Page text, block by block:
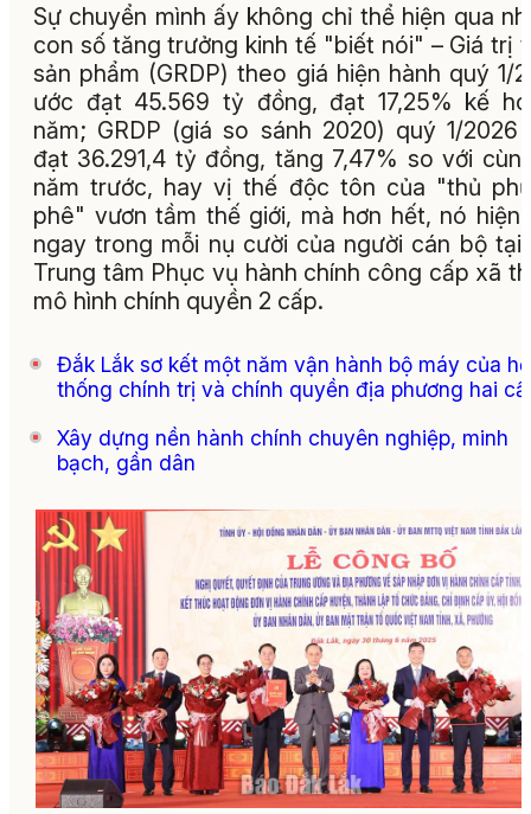
Sự chuyển mình ấy không chỉ thể hiện qua
con số tăng trưởng kinh tế "biết nói" – Giá trị
sản phẩm (GRDP) theo giá hiện hành quý 1/
ước đạt 45.569 tỷ đồng, đạt 17,25% kế
năm; GRDP (giá so sánh 2020) quý 1/2026
đạt 36.291,4 tỷ đồng, tăng 7,47% so với
năm trước, hay vị thế độc tôn của "thủ
phê" vươn tầm thế giới, mà hơn hết, nó hiện
ngay trong mỗi nụ cười của người cán bộ tại
Trung tâm Phục vụ hành chính công cấp xã
mô hình chính quyền 2 cấp.
Đắk Lắk sơ kết một năm vận hành bộ máy của hệ
thống chính trị và chính quyền địa phương hai
Xây dựng nền hành chính chuyên nghiệp, minh
bạch, gần dân